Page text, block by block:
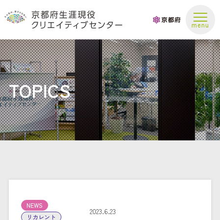
お問い合わせ
TOPICS
NEWS
リカレント
2023.6.23